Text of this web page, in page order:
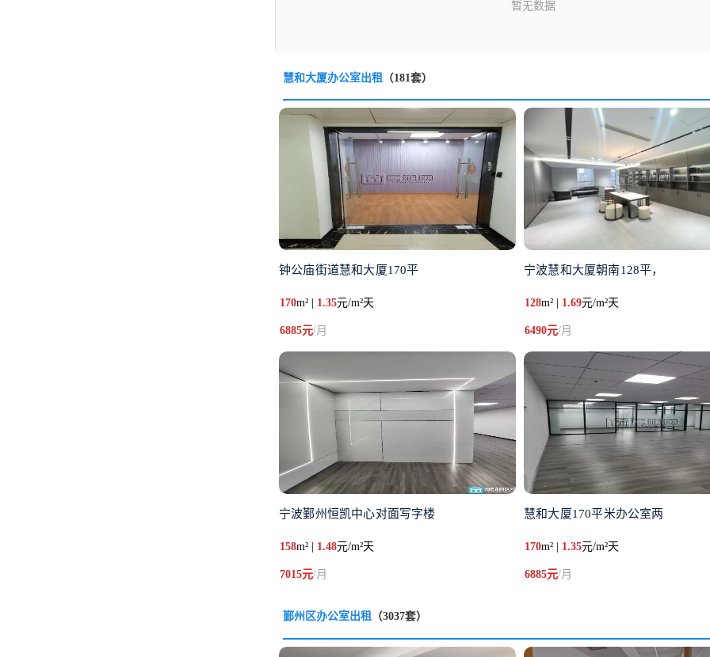
慧和大厦办公室出租 （181套）
钟公庙街道慧和大厦170平
170m² | 1.35元/m²天
6885元/月
宁波慧和大厦朝南128平，
128m² | 1.69元/m²天
6490元/月
宁波鄞州恒凯中心对面写字楼
158m² | 1.48元/m²天
7015元/月
慧和大厦170平米办公室两
170m² | 1.35元/m²天
6885元/月
鄞州区办公室出租 （3037套）